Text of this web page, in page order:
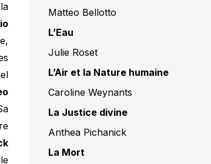
Matteo Bellotto
L’Eau
Julie Roset
L’Air et la Nature humaine
Caroline Weynants
La Justice divine
Anthea Pichanick
La Mort